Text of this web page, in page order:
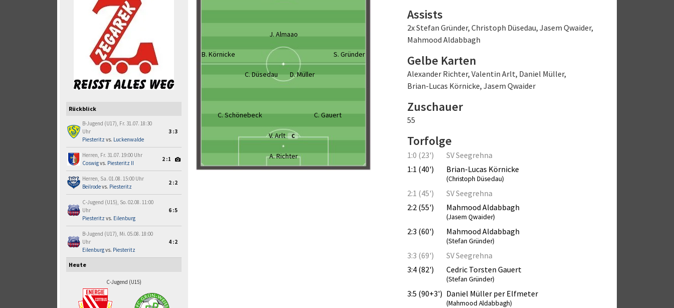
Rückblick
B-Jugend (U17), Fr. 31.07. 18:30
Uhr
Piesteritz vs. Luckenwalde
3:3
Herren, Fr. 31.07. 19:00 Uhr
Coswigvs. Piesteritz II
2:1
Herren, Sa. 01.08. 15:00 Uhr
Beilrodevs. Piesteritz
2:2
C-Jugend (U15), So. 02.08. 11:00
Uhr
Piesteritz vs. Eilenburg
6:5
B-Jugend (U17), Mi. 05.08. 18:00
Uhr
Eilenburgvs. Piesteritz
4:2
Heute
C-Jugend (U15)
J. Almaao
B. Körnicke S. Gründer
C. Düsedau D. Müller
C. Schönebeck C. Gauert
V. Arlt C
A. Richter
Assists
2x Stefan Gründer, Christoph Düsedau, Jasem Qwaider,
Mahmood Aldabbagh
Gelbe Karten
Alexander Richter, Valentin Arlt, Daniel Müller,
Brian-Lucas Körnicke, Jasem Qwaider
Zuschauer
55
Torfolge
1:0 (23')
SV Seegrehna
1:1 (40')
Brian-Lucas Körnicke
(Christoph Düsedau)
2:1 (45')
SV Seegrehna
2:2 (55')
Mahmood Aldabbagh
(Jasem Qwaider)
2:3 (60') Mahmood Aldabbagh
(Stefan Gründer)
3:3 (69')
SV Seegrehna
3:4 (82')
Cedric Torsten Gauert
(Stefan Gründer)
3:5 (90+3') Daniel Müller per Elfmeter
(Mahmood Aldabbagh)